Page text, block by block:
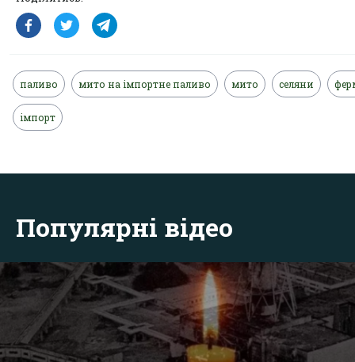
паливо мито на імпортне паливо мито селяни
імпорт
Популярні відео